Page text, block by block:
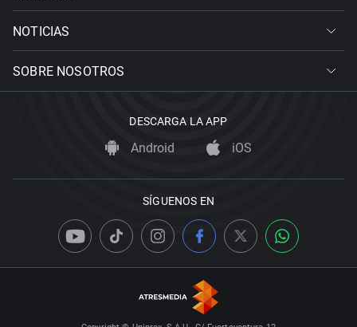
NOTICIAS
SOBRE NOSOTROS
DESCARGA LA APP
Android iOS
SÍGUENOS EN